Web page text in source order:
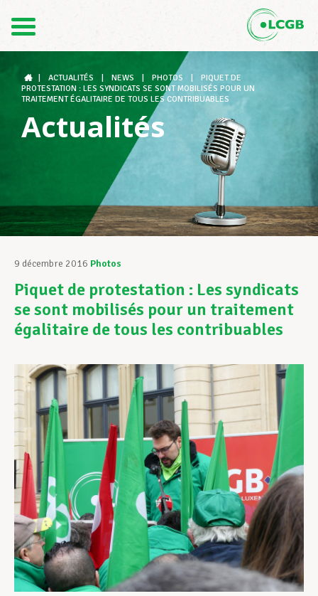
DE
Le LCGB
Structures syndicales
Assistance au Travail
Vos droits
Développement professionnel
Devenir Membre
Actualités
ACTUALITÉS NEWS PHOTOS
PIQUET DE
PROTESTATION : LES SYNDICATS SE SONT MOBILISÉS POUR UN
TRAITEMENT ÉGALITAIRE DE TOUS LES CONTRIBUABLES
Actualités
9 décembre 2016 Photos
Piquet de protestation : Les syndicats
se sont mobilisés pour un traitement
égalitaire de tous les contribuables